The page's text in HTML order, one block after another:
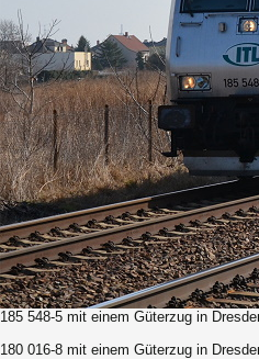
185 548-5 mit einem Güterzug in
180 016-8 mit einem Güterzug in